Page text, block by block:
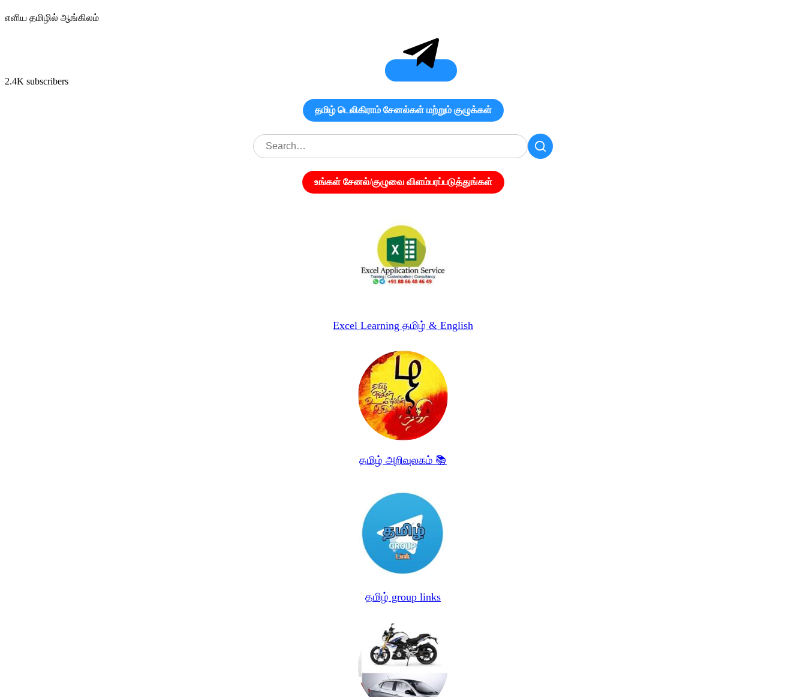
எளிய தமிழில் ஆங்கிலம்
2.4K subscribers
தமிழ் டெலிகிராம் சேனல்கள் மற்றும் குழுக்கள்
உங்கள் சேனல்/குழுவை விளம்பரப்படுத்துங்கள்
Excel Learning தமிழ் & English
தமிழ் அறிவுலகம் 📚
தமிழ் group links